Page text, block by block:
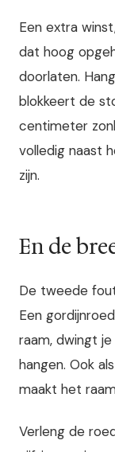
Een extra
dat hoog
doorlaten.
blokkeert de
centimeter
volledig naast
zijn.
En de
De tweede
Een
raam, dwingt
hangen. Ook
maakt het
Verleng de